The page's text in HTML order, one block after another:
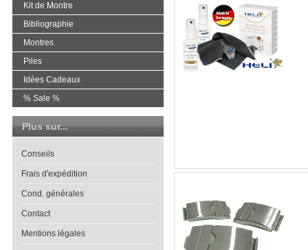
Kit de Montre
Bibliographie
Montres
Piles
Idées Cadeaux
% Sale %
Plus sur...
Conseils
Frais d'expédition
Cond. générales
Contact
Mentions légales